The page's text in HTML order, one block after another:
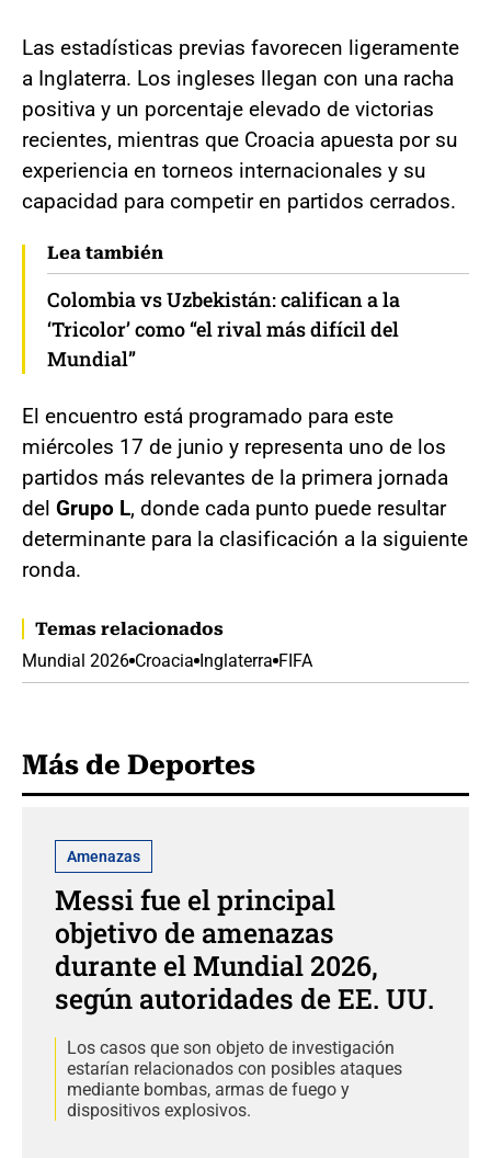
Las estadísticas previas favorecen ligeramente
a Inglaterra. Los ingleses llegan con una racha
positiva y un porcentaje elevado de victorias
recientes, mientras que Croacia apuesta por su
experiencia en torneos internacionales y su
capacidad para competir en partidos cerrados.
Lea también
Colombia vs Uzbekistán: califican a la
‘Tricolor’ como “el rival más difícil del
Mundial”
El encuentro está programado para este
miércoles 17 de junio y representa uno de los
partidos más relevantes de la primera jornada
del Grupo L, donde cada punto puede resultar
determinante para la clasificación a la siguiente
ronda.
Temas relacionados
Mundial 2026 Croacia Inglaterra FIFA
Más de Deportes
Amenazas
Messi fue el principal
objetivo de amenazas
durante el Mundial 2026,
según autoridades de EE. UU.
Los casos que son objeto de investigación
estarían relacionados con posibles ataques
mediante bombas, armas de fuego y
dispositivos explosivos.